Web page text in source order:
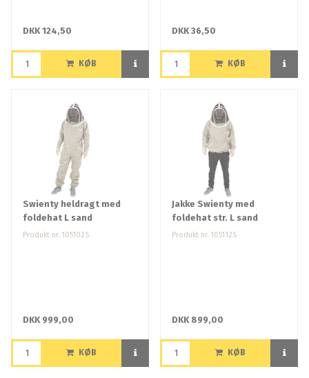
DKK 124,50
KØB
DKK 36,50
KØB
Swienty heldragt med
foldehat L sand
Produkt nr. 105102S
DKK 999,00
KØB
Jakke Swienty med
foldehat str. L sand
Produkt nr. 105112S
DKK 899,00
KØB